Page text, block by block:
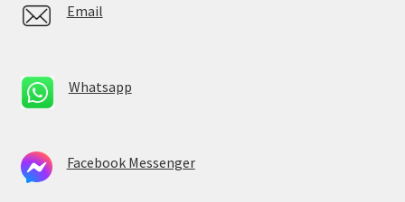
Email
Whatsapp
Facebook Messenger